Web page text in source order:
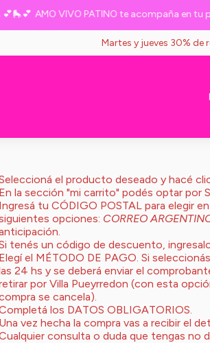
AMO VIVO PATINO te acompaña en tu
Martes y jueves 30% de
el producto deseado y hacé
En la sección "mi carrito" podés optar por
Ingresá tu CÓDIGO POSTAL para elegir
opciones: CORREO
tenés un código de descuento,
Elegí el MÉTODO DE PAGO. Si
24 hs y se deberá enviar el
por Villa Pueyrredon (con esta
se cancela).
los DATOS OBLIGATORIOS.
Una vez hecha la compra vas a recibir el
consulta o duda que tengas no